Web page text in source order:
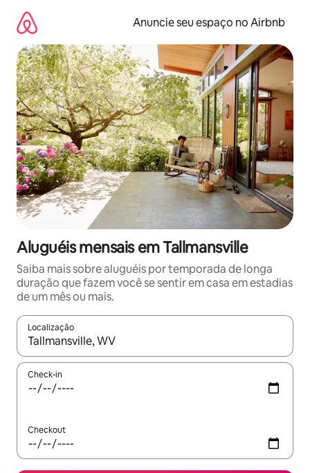
para
conteúdo
Anuncie seu espaço no Airbnb
Aluguéis mensais em Tallmansville
Saiba mais sobre aluguéis por temporada de longa
duração que fazem você se sentir em casa em estadias
de um mês ou mais.
Localização
Quando os resultados estiverem disponíveis, explore-os
Check-in
Checkout